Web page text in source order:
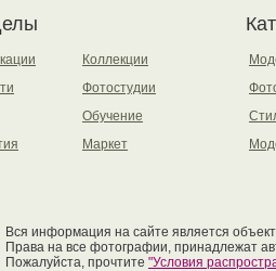
Коллекции
Фотостудии
Обучение
Маркет
Вся информация на сайте является
Права на все фотографии, принадлежат
Пожалуйста, прочтите "Условия